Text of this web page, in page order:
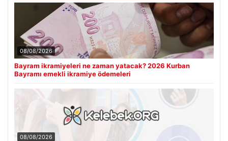
08/08/2026
Bayram ikramiyeleri ne zaman yatacak? 2026 Kurban
Bayramı emekli ikramiye ödemeleri
08/08/2026